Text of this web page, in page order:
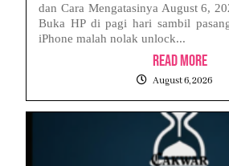
dan Cara Mengatasinya August 6,
Buka HP di pagi hari sambil
iPhone malah nolak unlock...
Read More
August 6, 2026